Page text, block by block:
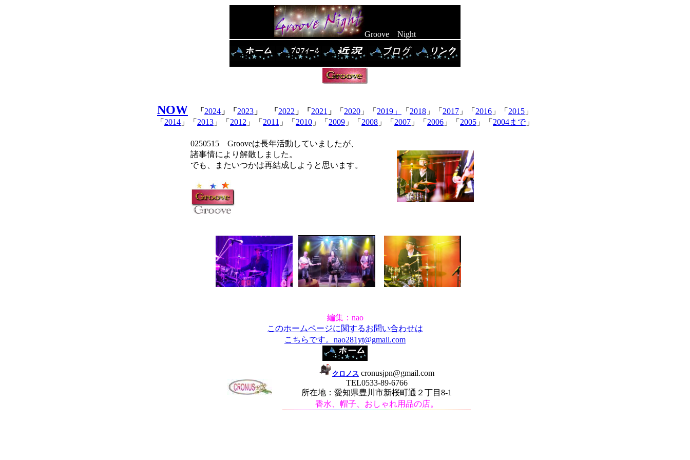
Groove Night
NOW 「 2024 」「 2023 」 「 2022 」「 2021 」 「 2020 」「 2019」 「 2018 」「 2017 」「 2016 」「 2015 」
「 2014 」「 2013 」「 2012 」「 2011 」「 2010 」「 2009 」「 2008 」「 2007 」「 2006 」「 2005 」「 2004まで」
0250515 Grooveは長年活動していましたが、
諸事情により解散しました。
でも、またいつかは再結成しようと思います。
編集：nao
このホームページに関するお問い合わせは
こちらです。nao281yt@gmail.com
クロノス cronusjpn@gmail.com
TEL0533-89-6766
所在地：愛知県豊川市新桜町通２丁目8-1
香水、帽子、おしゃれ用品の店。